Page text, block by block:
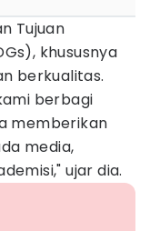
Tujuan
khususnya
berkualitas.
berbagi
memberikan
media,
ujar dia.